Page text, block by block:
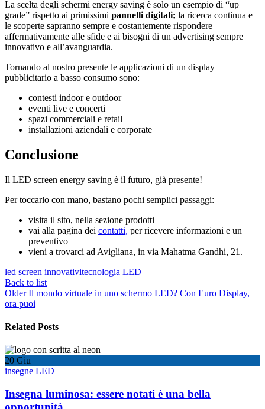
La scelta degli schermi energy saving è solo un esempio di “up
grade” rispetto ai primissimi pannelli digitali; la ricerca continua e
le scoperte sapranno sempre e costantemente rispondere
affermativamente alle sfide e ai bisogni di un advertising sempre
innovativo e all’avanguardia.
Tornando al nostro presente le applicazioni di un display
pubblicitario a basso consumo sono:
contesti indoor e outdoor
eventi live e concerti
spazi commerciali e retail
installazioni aziendali e corporate
Conclusione
Il LED screen energy saving è il futuro, già presente!
Per toccarlo con mano, bastano pochi semplici passaggi:
visita il sito, nella sezione prodotti
vai alla pagina dei contatti, per ricevere informazioni e un
preventivo
vieni a trovarci ad Avigliana, in via Mahatma Gandhi, 21.
led screen innovativitecnologia LED
Back to list
Older Il mondo virtuale in uno schermo LED? Con Euro Display,
ora puoi
Related Posts
20 Giu
insegne LED
Insegna luminosa: essere notati è una bella